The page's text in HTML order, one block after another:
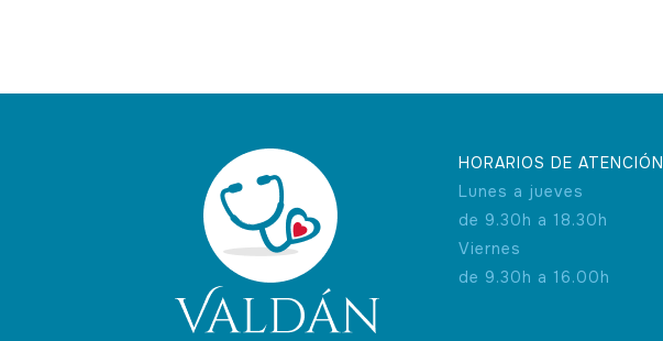
HORARIOS DE ATENCIÓN
Lunes a jueves
de 9.30h a 18.30h
Viernes
de 9.30h a 16.00h